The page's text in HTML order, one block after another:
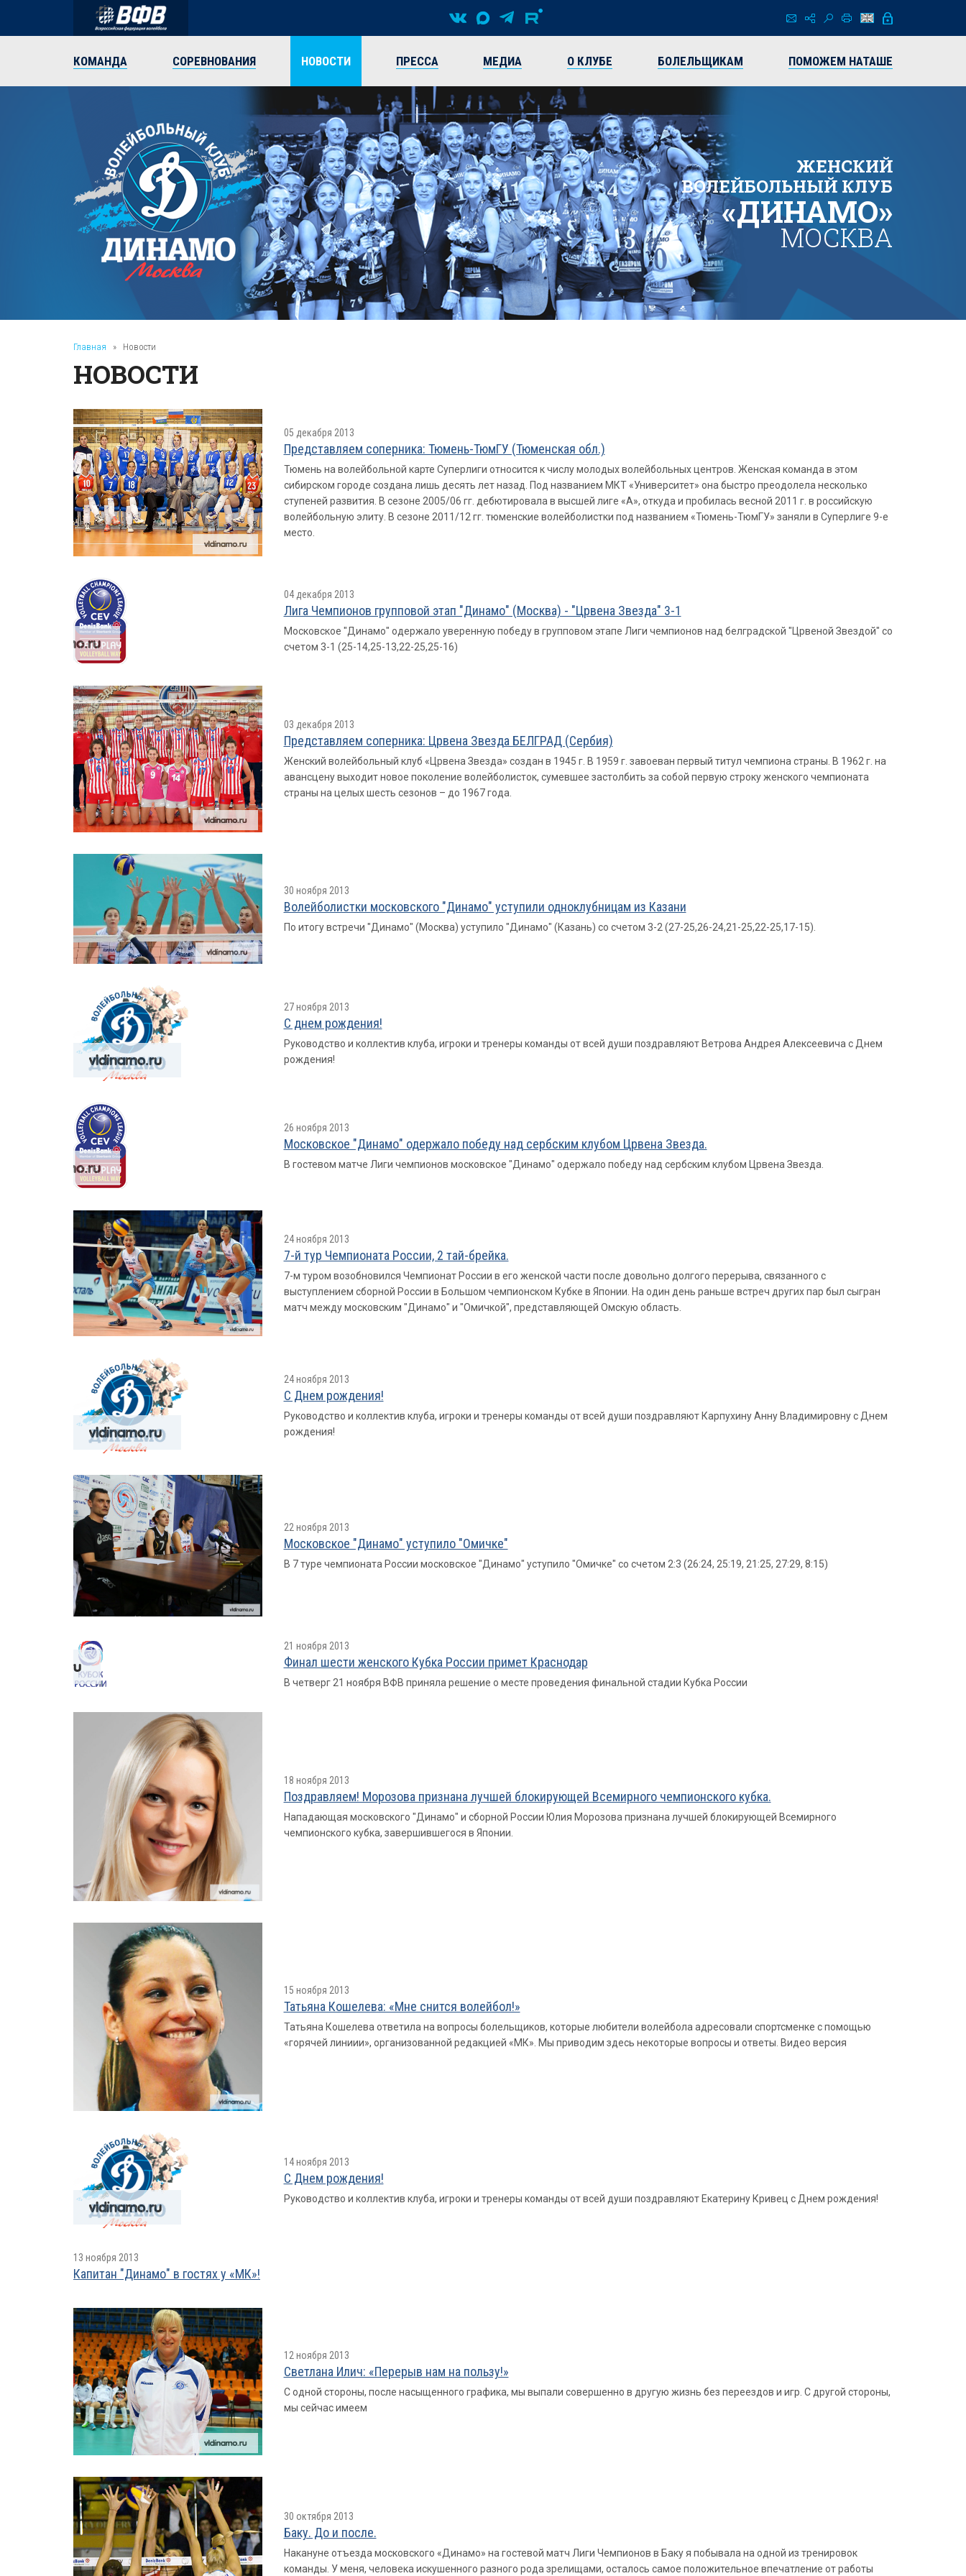
КОМАНДА СОРЕВНОВАНИЯ НОВОСТИ ПРЕССА МЕДИА О КЛУБЕ БОЛЕЛЬЩИКАМ ПОМОЖЕМ НАТАШЕ
ЖЕНСКИЙ
ВОЛЕЙБОЛЬНЫЙ КЛУБ
«ДИНАМО»
МОСКВА
Главная » Новости
НОВОСТИ
05 декабря 2013
Представляем соперника: Тюмень-ТюмГУ (Тюменcкая обл.)
Тюмень на волейбольной карте Cуперлиги относится к числу молодых волейбольных центров. Женская команда в этом
сибирском городе создана лишь десять лет назад. Под названием МКТ «Университет» она быстро преодолела несколько
ступеней развития. В сезоне 2005/06 гг. дебютировала в высшей лиге «А», откуда и пробилась весной 2011 г. в российскую
волейбольную элиту. В сезоне 2011/12 гг. тюменские волейболистки под названием «Тюмень-ТюмГУ» заняли в Cуперлиге 9-е
место.
04 декабря 2013
Лига Чемпионов групповой этап "Динамо" (Москва) - "Црвена Звезда" 3-1
Московское "Динамо" одержало уверенную победу в групповом этапе Лиги чемпионов над белградской "Црвеной Звездой" со
счетом 3-1 (25-14,25-13,22-25,25-16)
03 декабря 2013
Представляем соперника: Црвена Звезда БЕЛГРАД (Сербия)
Женский волейбольный клуб «Црвена Звезда» создан в 1945 г. В 1959 г. завоеван первый титул чемпиона страны. В 1962 г. на
авансцену выходит новое поколение волейболисток, сумевшее застолбить за собой первую строку женского чемпионата
страны на целых шесть сезонов – до 1967 года.
30 ноября 2013
Волейболистки московского "Динамо" уступили одноклубницам из Казани
По итогу встречи "Динамо" (Москва) уступило "Динамо" (Казань) со счетом 3-2 (27-25,26-24,21-25,22-25,17-15).
27 ноября 2013
С днем рождения!
Руководство и коллектив клуба, игроки и тренеры команды от всей души поздравляют Ветрова Андрея Алексеевича с Днем
рождения!
26 ноября 2013
Московское "Динамо" одержало победу над сербским клубом Црвена Звезда.
В гостевом матче Лиги чемпионов московское "Динамо" одержало победу над сербским клубом Црвена Звезда.
24 ноября 2013
7-й тур Чемпионата России, 2 тай-брейка.
7-м туром возобновился Чемпионат России в его женской части после довольно долгого перерыва, связанного с
выступлением сборной России в Большом чемпионском Кубке в Японии. На один день раньше встреч других пар был сыгран
матч между московским "Динамо" и "Омичкой", представляющей Омскую область.
24 ноября 2013
С Днем рождения!
Руководство и коллектив клуба, игроки и тренеры команды от всей души поздравляют Карпухину Анну Владимировну с Днем
рождения!
22 ноября 2013
Московское "Динамо" уступило "Омичке"
В 7 туре чемпионата России московское "Динамо" уступило "Омичке" со счетом 2:3 (26:24, 25:19, 21:25, 27:29, 8:15)
21 ноября 2013
Финал шести женского Кубка России примет Краснодар
В четверг 21 ноября ВФВ приняла решение о месте проведения финальной стадии Кубка России
18 ноября 2013
Поздравляем! Морозова признана лучшей блокирующей Всемирного чемпионского кубка.
Нападающая московского "Динамо" и сборной России Юлия Морозова признана лучшей блокирующей Всемирного
чемпионского кубка, завершившегося в Японии.
15 ноября 2013
Татьяна Кошелева: «Мне снится волейбол!»
Татьяна Кошелева ответила на вопросы болельщиков, которые любители волейбола адресовали спортсменке с помощью
«горячей линиии», организованной редакцией «МК». Мы приводим здесь некоторые вопросы и ответы. Видео версия
14 ноября 2013
С Днем рождения!
Руководство и коллектив клуба, игроки и тренеры команды от всей души поздравляют Екатерину Кривец с Днем рождения!
13 ноября 2013
Капитан "Динамо" в гостях у «МК»!
12 ноября 2013
Светлана Илич: «Перерыв нам на пользу!»
С одной стороны, после насыщенного графика, мы выпали совершенно в другую жизнь без переездов и игр. С другой стороны,
мы сейчас имеем
30 октября 2013
Баку. До и после.
Накануне отъезда московского «Динамо» на гостевой матч Лиги Чемпионов в Баку я побывала на одной из тренировок
команды. У меня, человека искушенного разного рода зрелищами, осталось самое положительное впечатление от работы